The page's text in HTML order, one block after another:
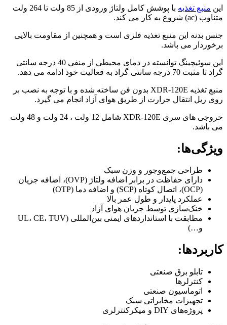
این منبع تغذیه
با پوشش کامل ولتاژ ورودی از 85 ولت تا 264 ولت
متناوب (ac) شروع به کار می کند.
جنس بدنه این منبع تغذیه فلزی است و همچنین از مقاومت بالایی
برخوردار می باشد.
این سوئیچینگ توانسته در دمای محیطی از منفی 40 درجه سانتی
گراد تا مثبت 70 درجه سانتی گراد به فعالیت خود ادامه می دهد.
منبع تغذیه XDR-120E بدون فن ساخته شده و با توجه به نصب بر
روی ریل انتقال حرارت از طریق هوای آزاد انجام می گیرد.
خروجی های سری XDR-120E شامل 12 ولت ، 24 ولت و 48 ولت
می باشد.
ویژگی‌ها:
طراحی جمع‌وجور و وزن سبک
دارای حفاظت در برابر اضافه ولتاژ (OVP)، اضافه جریان
(OCP)، اتصال کوتاه (SCP) و اضافه دما (OTP)
عملکرد پایدار و طول عمر بالا
خنک‌سازی توسط جریان هوای آزاد
مطابقت با استانداردهای ایمنی بین‌المللی (UL، CE، TUV
و…)
کاربردها:
تابلو برق صنعتی
کنترلرها
اتوماسیون صنعتی
تجهیزات مخابراتی سبک
پروژه‌های DIY و میکرکنترلری